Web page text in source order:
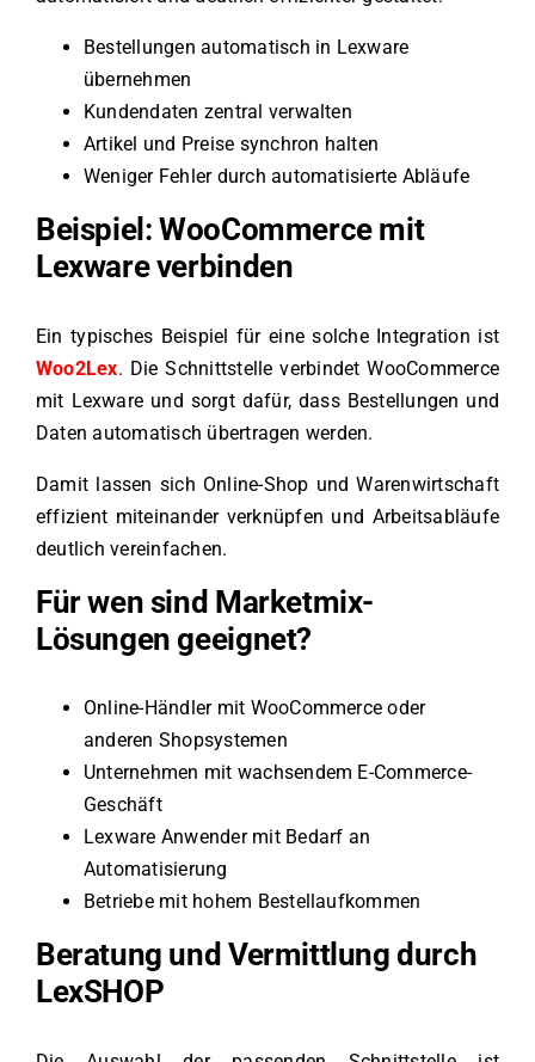
Bestellungen automatisch in Lexware
übernehmen
Kundendaten zentral verwalten
Artikel und Preise synchron halten
Weniger Fehler durch automatisierte Abläufe
Beispiel: WooCommerce mit
Lexware verbinden
Ein typisches Beispiel für eine solche Integration ist
Woo2Lex. Die Schnittstelle verbindet WooCommerce
mit Lexware und sorgt dafür, dass Bestellungen und
Daten automatisch übertragen werden.
Damit lassen sich Online-Shop und Warenwirtschaft
effizient miteinander verknüpfen und Arbeitsabläufe
deutlich vereinfachen.
Für wen sind Marketmix-
Lösungen geeignet?
Online-Händler mit WooCommerce oder
anderen Shopsystemen
Unternehmen mit wachsendem E-Commerce-
Geschäft
Lexware Anwender mit Bedarf an
Automatisierung
Betriebe mit hohem Bestellaufkommen
Beratung und Vermittlung durch
LexSHOP